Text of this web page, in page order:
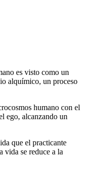
es visto como un
alquímico, un proceso
humano con el
ego, alcanzando un
que el practicante
vida se reduce a la